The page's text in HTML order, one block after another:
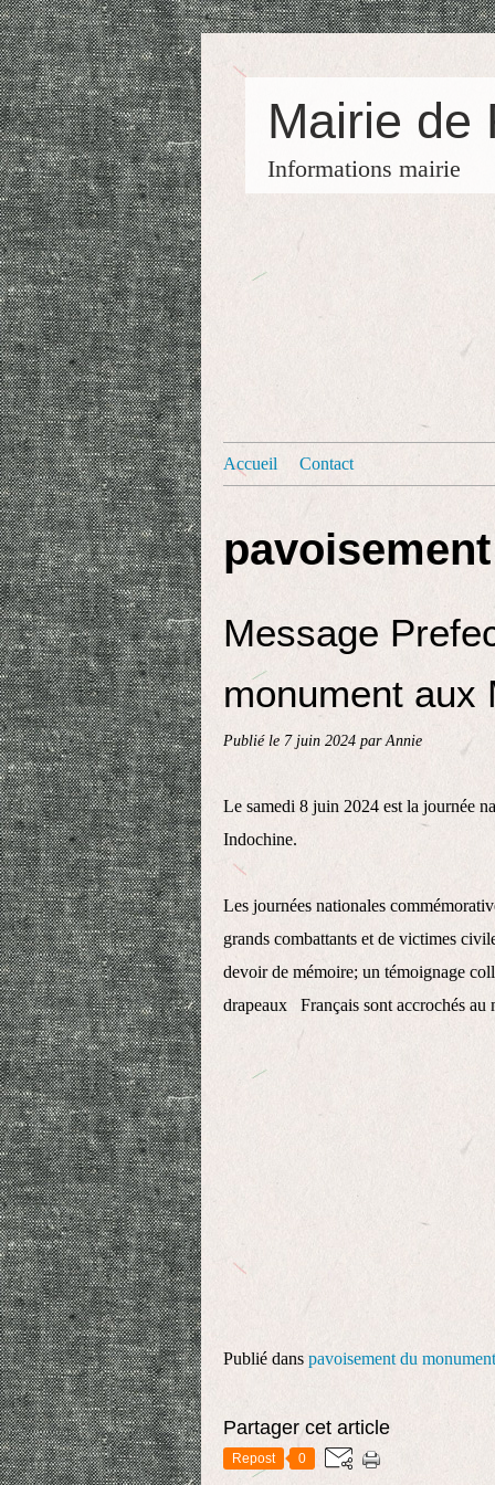
Mairie de
Informations mairie
Accueil Contact
Message
monument aux
Publié le 7 juin 2024 par Annie
Le samedi 8 juin 2024 est la journée
Indochine.
Les journées nationales
grands combattants et de victimes
devoir de mémoire; un témoignage
drapeaux Français sont accrochés au
Publié dans pavoisement du monument
Partager cet article
Repost 0